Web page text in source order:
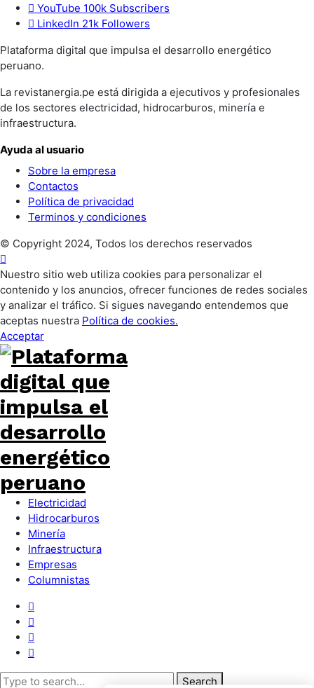
YouTube 100k Subscribers
LinkedIn 21k Followers
Plataforma digital que impulsa el desarrollo energético
peruano.
La revistanergia.pe está dirigida a ejecutivos y profesionales
de los sectores electricidad, hidrocarburos, minería e
infraestructura.
Ayuda al usuario
Sobre la empresa
Contactos
Política de privacidad
Terminos y condiciones
© Copyright 2024, Todos los derechos reservados
Nuestro sitio web utiliza cookies para personalizar el
contenido y los anuncios, ofrecer funciones de redes sociales
y analizar el tráfico. Si sigues navegando entendemos que
aceptas nuestra Política de cookies.
Acceptar
Electricidad
Hidrocarburos
Minería
Infraestructura
Empresas
Columnistas
Search